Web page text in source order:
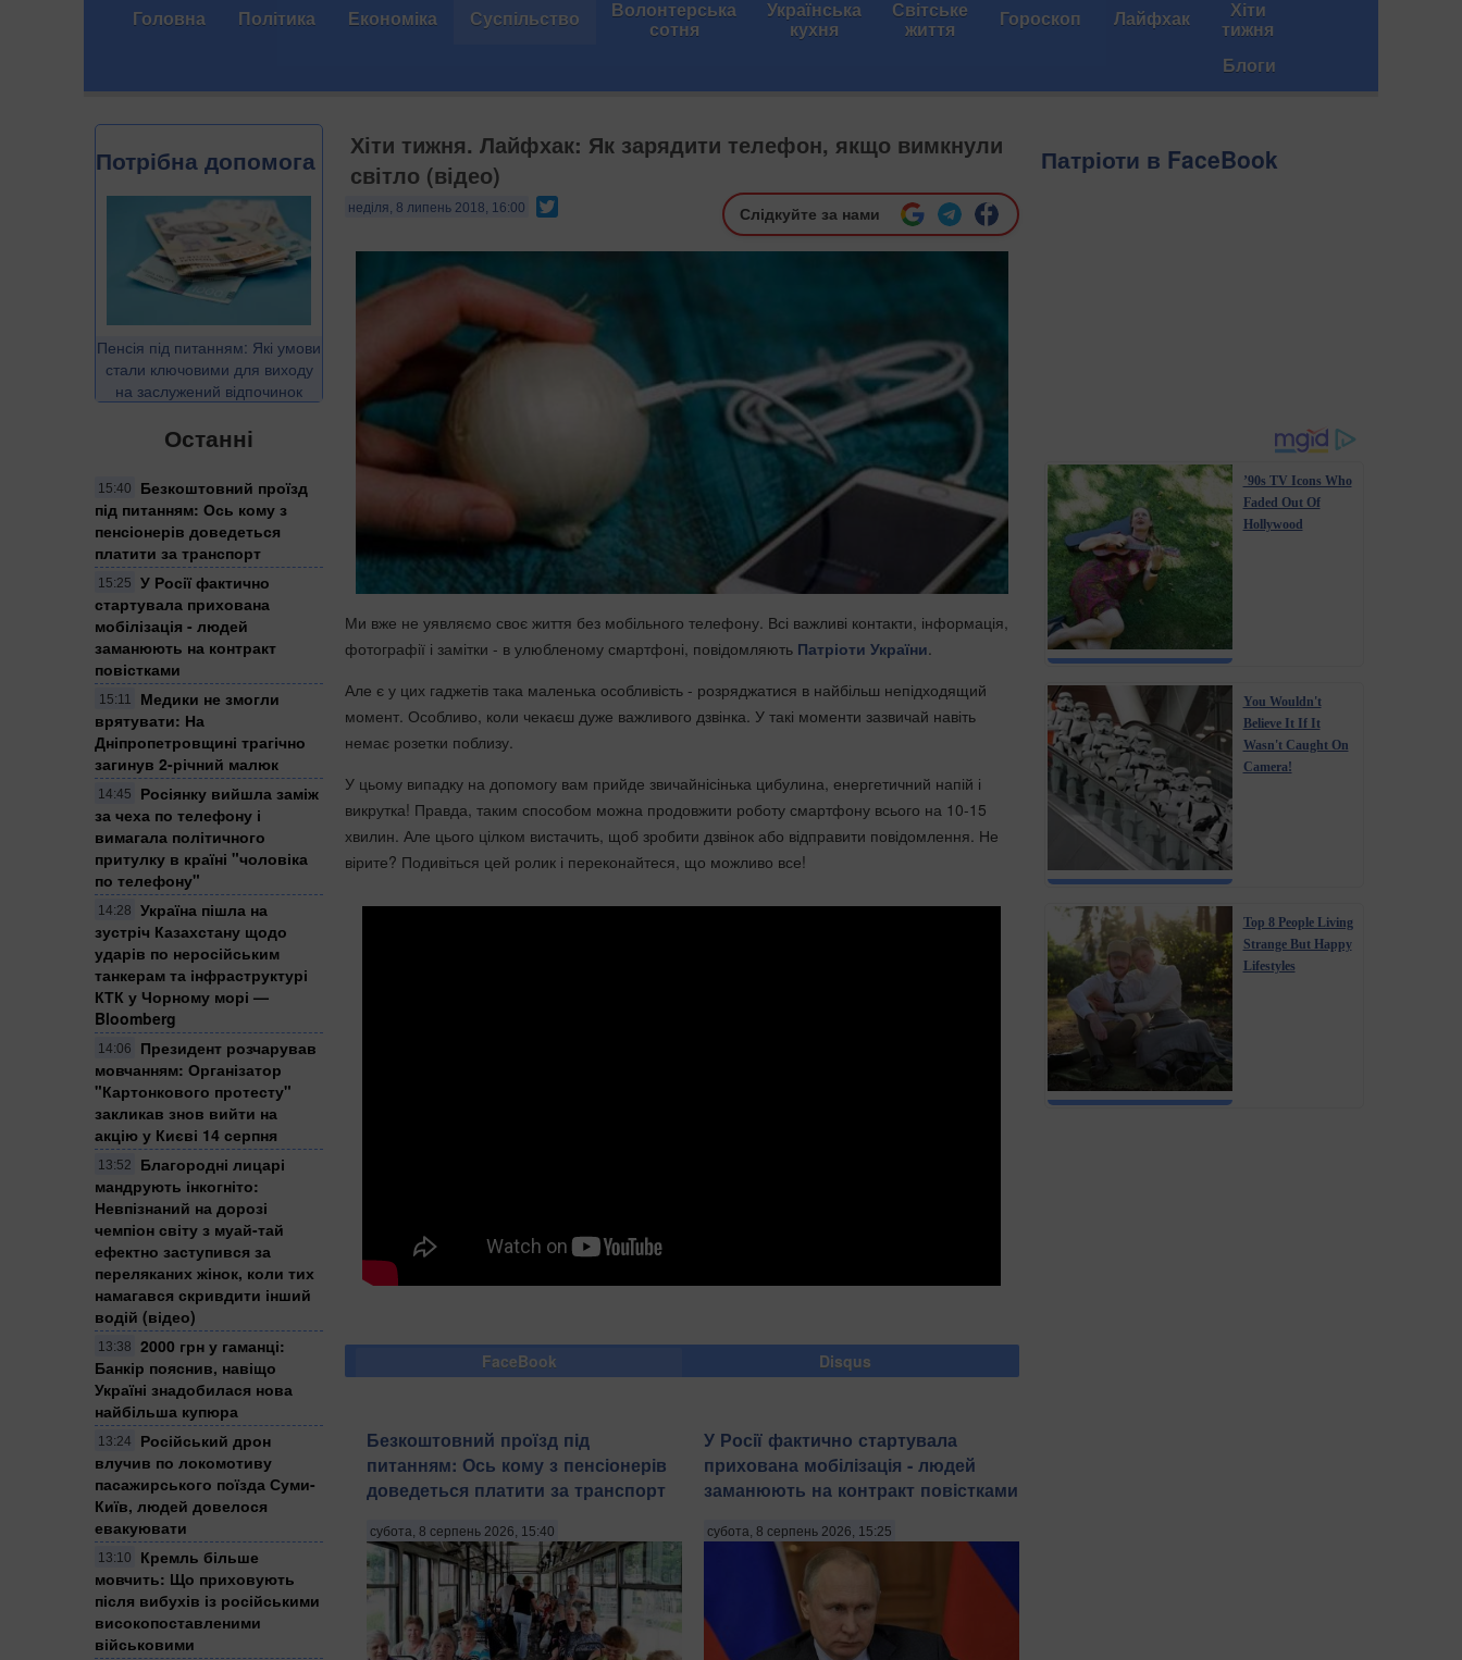
Головна Політика Економіка Суспільство Волонтерська
сотня
Українська
кухня
Світське
життя Гороскоп Лайфхак Хіти
тижня
Блоги
Потрібна допомога
Пенсія під питанням: Які умови
стали ключовими для виходу
на заслужений відпочинок
Останні
15:40
Безкоштовний проїзд
під питанням: Ось кому з
пенсіонерів доведеться
платити за транспорт
15:25
У Росії фактично
стартувала прихована
мобілізація - людей
заманюють на контракт
повістками
15:11
Медики не змогли
врятувати: На
Дніпропетровщині трагічно
загинув 2-річний малюк
14:45
Росіянку вийшла заміж
за чеха по телефону і
вимагала політичного
притулку в країні "чоловіка
по телефону"
14:28
Україна пішла на
зустріч Казахстану щодо
ударів по неросійським
танкерам та інфраструктурі
КТК у Чорному морі —
Bloomberg
14:06
Президент розчарував
мовчанням: Організатор
"Картонкового протесту"
закликав знов вийти на
акцію у Києві 14 серпня
13:52
Благородні лицарі
мандрують інкогніто:
Невпізнаний на дорозі
чемпіон світу з муай-тай
ефектно заступився за
переляканих жінок, коли тих
намагався скривдити інший
водій (відео)
13:38
2000 грн у гаманці:
Банкір пояснив, навіщо
Україні знадобилася нова
найбільша купюра
13:24
Російський дрон
влучив по локомотиву
пасажирського поїзда Суми-
Київ, людей довелося
евакуювати
13:10
Кремль більше
мовчить: Що приховують
після вибухів із російськими
високопоставленими
військовими
Хіти тижня. Лайфхак: Як зарядити телефон, якщо вимкнули
світло (відео)
неділя, 8 липень 2018, 16:00 Слідкуйте за нами
Ми вже не уявляємо своє життя без мобільного телефону. Всі важливі контакти, інформація,
фотографії і замітки - в улюбленому смартфоні, повідомляють Патріоти України
Але є у цих гаджетів така маленька особливість - розряджатися в найбільш непідходящий
момент. Особливо, коли чекаєш дуже важливого дзвінка. У такі моменти зазвичай навіть
немає розетки поблизу.
У цьому випадку на допомогу вам прийде звичайнісінька цибулина, енергетичний напій і
викрутка! Правда, таким способом можна продовжити роботу смартфону всього на 10-15
хвилин. Але цього цілком вистачить, щоб зробити дзвінок або відправити повідомлення. Не
вірите? Подивіться цей ролик і переконайтеся, що можливо все!
FaceBook Disqus
Безкоштовний проїзд під
питанням: Ось кому з пенсіонерів
доведеться платити за транспорт
субота, 8 серпень 2026, 15:40
У Росії фактично стартувала
прихована мобілізація - людей
заманюють на контракт повістками
субота, 8 серпень 2026, 15:25
Патріоти в FaceBook
’90s TV Icons Who
Faded Out Of
Hollywood
You Wouldn't
Believe It If It
Wasn't Caught On
Camera!
Top 8 People Living
Strange But Happy
Lifestyles